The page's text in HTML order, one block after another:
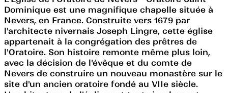
Dominique est une magnifique chapelle située à
Nevers, en France. Construite vers 1679 par
l'architecte nivernais Joseph Lingre, cette église
appartenait à la congrégation des prêtres de
l'Oratoire. Son histoire remonte même plus loin,
avec la décision de l'évêque et du comte de
Nevers de construire un nouveau monastère sur le
site d'un ancien oratoire fondé au VIIe siècle.